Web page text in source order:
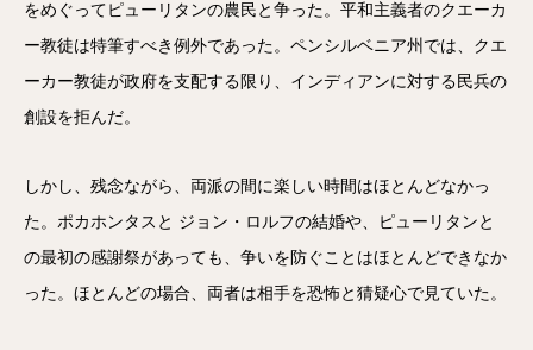
をめぐってピューリタンの農民と争った。平和主義者のクエーカ
ー教徒は特筆すべき例外であった。ペンシルベニア州では、クエ
ーカー教徒が政府を支配する限り、インディアンに対する民兵の
創設を拒んだ。
しかし、残念ながら、両派の間に楽しい時間はほとんどなかっ
た。ポカホンタスと ジョン・ロルフの結婚や、ピューリタンと
の最初の感謝祭があっても、争いを防ぐことはほとんどできなか
った。ほとんどの場合、両者は相手を恐怖と猜疑心で見ていた。